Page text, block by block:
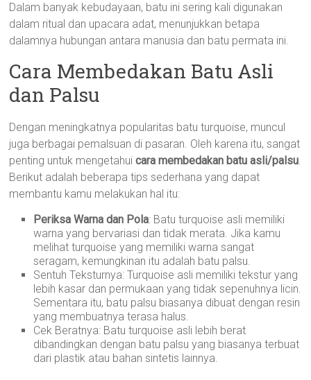
Dalam banyak kebudayaan, batu ini sering kali digunakan
dalam ritual dan upacara adat, menunjukkan betapa
dalamnya hubungan antara manusia dan batu permata ini.
Cara Membedakan Batu Asli
dan Palsu
Dengan meningkatnya popularitas batu turquoise, muncul
juga berbagai pemalsuan di pasaran. Oleh karena itu, sangat
penting untuk mengetahuicara membedakan batu asli/palsu.
Berikut adalah beberapa tips sederhana yang dapat
membantu kamu melakukan hal itu:
Periksa Warna dan Pola: Batu turquoise asli memiliki
warna yang bervariasi dan tidak merata. Jika kamu
melihat turquoise yang memiliki warna sangat
seragam, kemungkinan itu adalah batu palsu.
Sentuh Teksturnya: Turquoise asli memiliki tekstur yang
lebih kasar dan permukaan yang tidak sepenuhnya licin.
Sementara itu, batu palsu biasanya dibuat dengan resin
yang membuatnya terasa halus.
Cek Beratnya: Batu turquoise asli lebih berat
dibandingkan dengan batu palsu yang biasanya terbuat
dari plastik atau bahan sintetis lainnya.